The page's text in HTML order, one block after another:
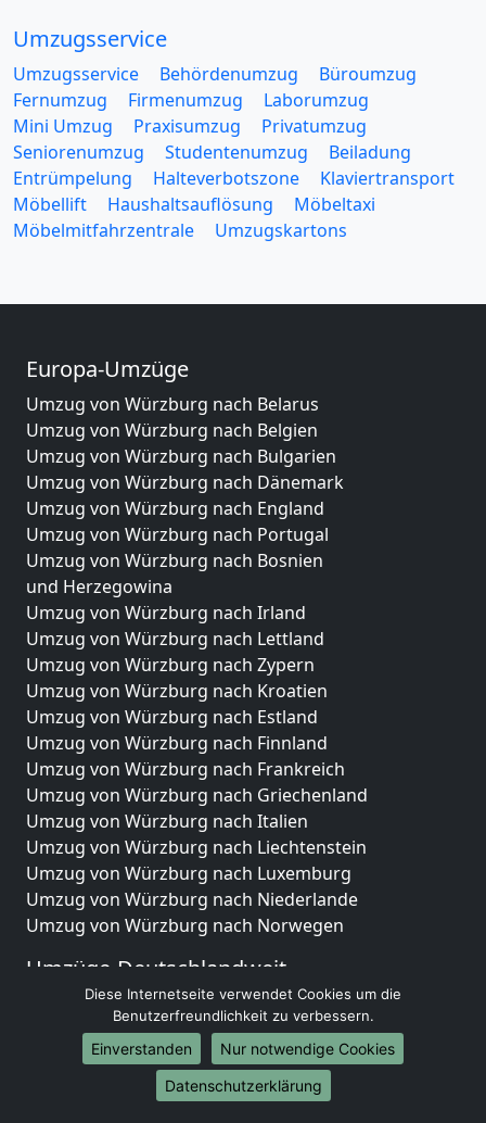
Umzugsservice
Umzugsservice Behördenumzug
Büroumzug
Fernumzug
Firmenumzug
Laborumzug
Mini Umzug
Praxisumzug
Privatumzug
Seniorenumzug
Studentenumzug
Beiladung
Entrümpelung
Halteverbotszone
Klaviertransport
Möbellift
Haushaltsauflösung
Möbeltaxi
Möbelmitfahrzentrale
Umzugskartons
Europa-Umzüge
Umzug von Würzburg nach Belarus
Umzug von Würzburg nach Belgien
Umzug von Würzburg nach Bulgarien
Umzug von Würzburg nach Dänemark
Umzug von Würzburg nach England
Umzug von Würzburg nach Portugal
Umzug von Würzburg nach Bosnien
und Herzegowina
Umzug von Würzburg nach Irland
Umzug von Würzburg nach Lettland
Umzug von Würzburg nach Zypern
Umzug von Würzburg nach Kroatien
Umzug von Würzburg nach Estland
Umzug von Würzburg nach Finnland
Umzug von Würzburg nach Frankreich
Umzug von Würzburg nach Griechenland
Umzug von Würzburg nach Italien
Umzug von Würzburg nach Liechtenstein
Umzug von Würzburg nach Luxemburg
Umzug von Würzburg nach Niederlande
Umzug von Würzburg nach Norwegen
Umzüge-Deutschlandweit
Umzug von Würzburg nach Berlin
Umzug von Würzburg nach Hamburg
Umzug von Würzburg nach München
Umzug von Würzburg nach Köln
Umzug von Würzburg nach Frankfurt am Main
Diese Internetseite verwendet Cookies um die
Benutzerfreundlichkeit zu verbessern.
Einverstanden
Nur notwendige Cookies
Datenschutzerklärung